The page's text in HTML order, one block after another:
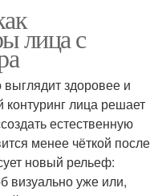
лица с
здоровее и
лица решает
естественную
менее чёткой после
новый рельеф:
визуально уже или,